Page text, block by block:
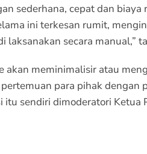
sederhana, cepat dan
ini terkesan rumit,
secara manual,”
meminimalisir atau
para pihak dengan
sendiri dimoderatori Ketua